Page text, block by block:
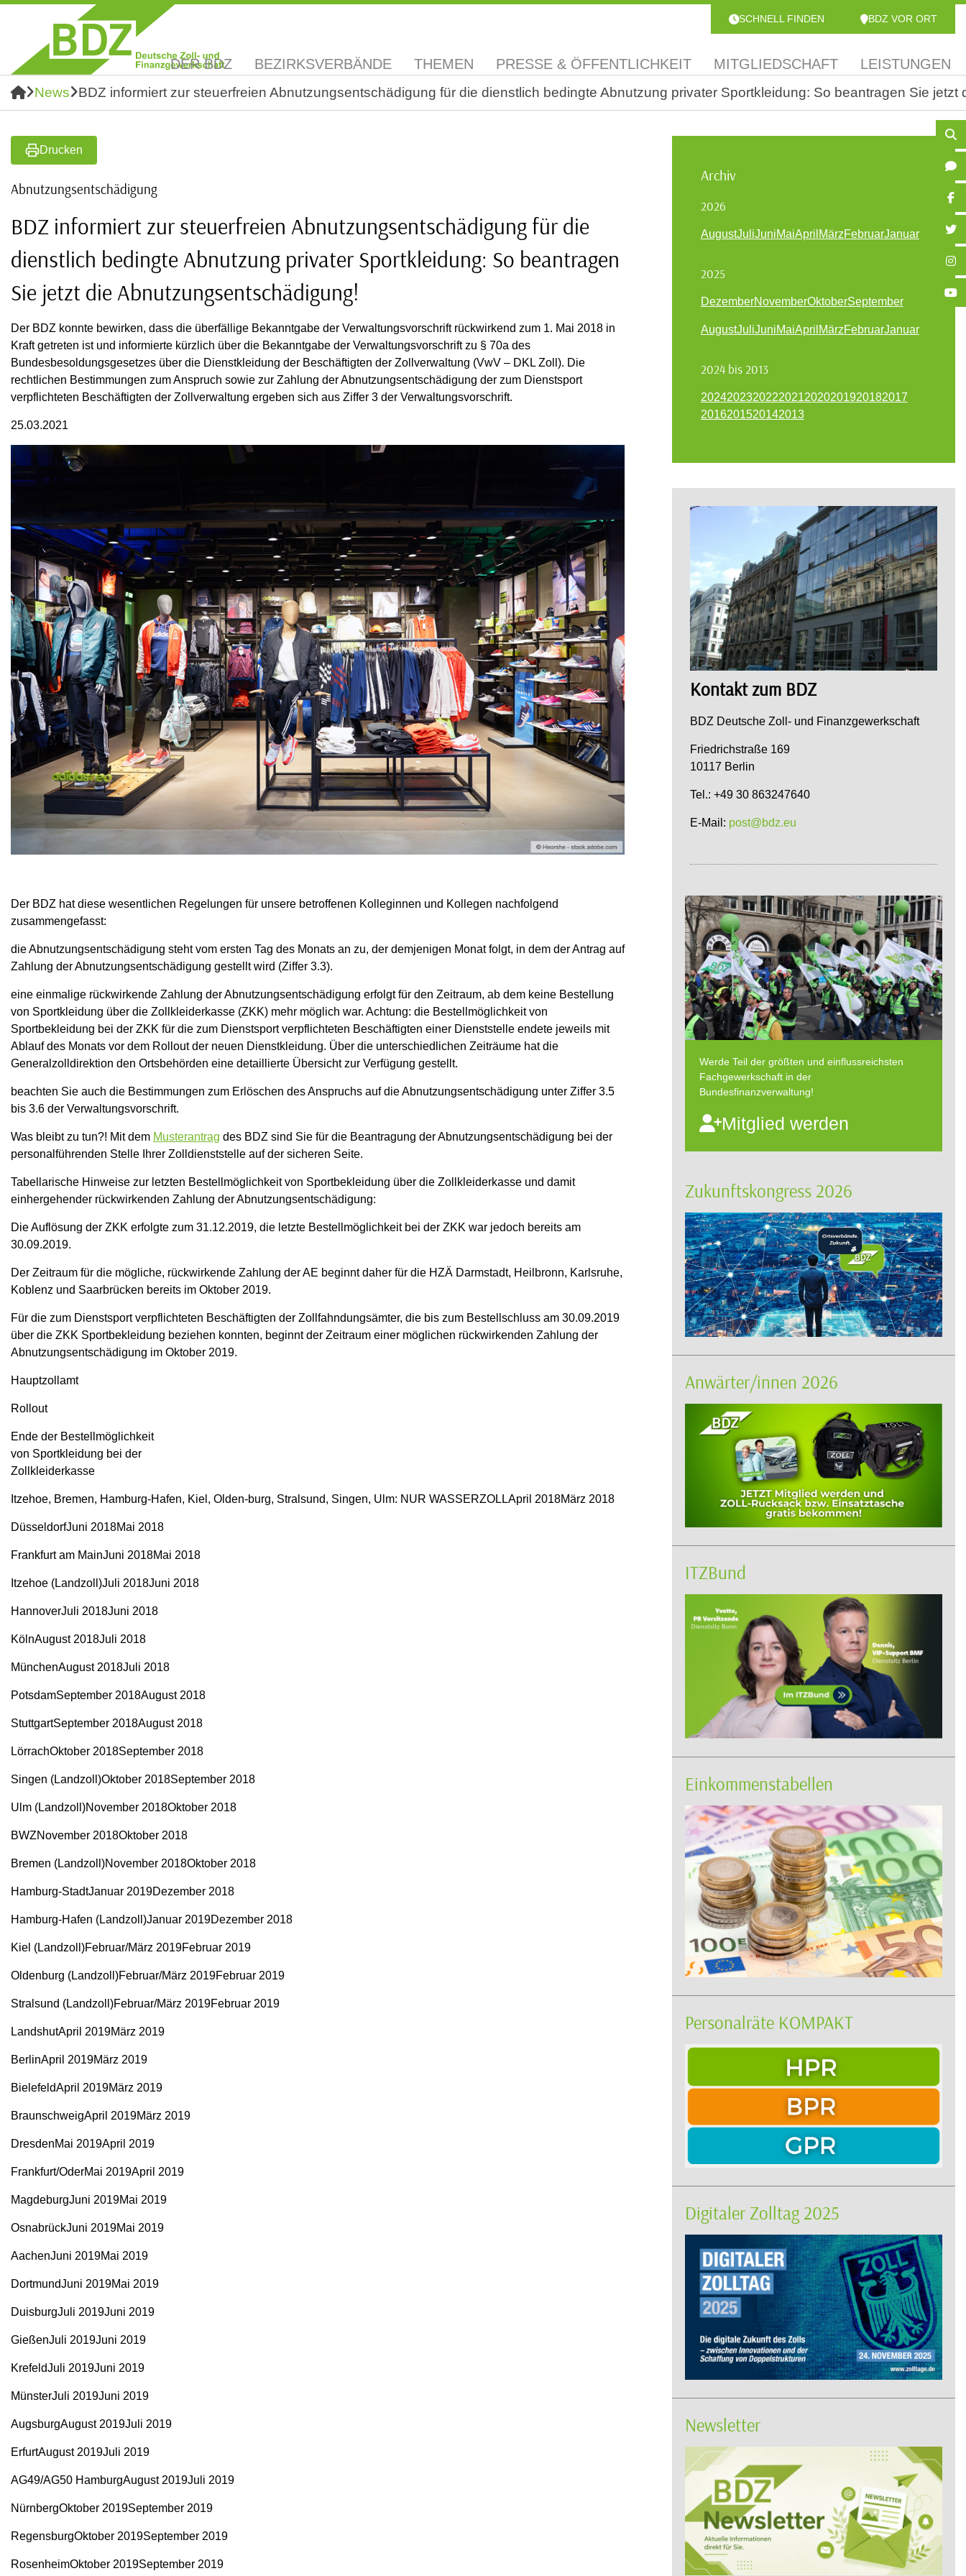
SCHNELL FINDEN BDZ VOR ORT
DER BDZ BEZIRKSVERBÄNDE THEMEN PRESSE & ÖFFENTLICHKEIT MITGLIEDSCHAFT LEISTUNGEN
News BDZ informiert zur steuerfreien Abnutzungsentschädigung für die dienstlich bedingte Abnutzung privater Sportkleidung: So beantragen Sie
Drucken
Abnutzungsentschädigung
BDZ informiert zur steuerfreien Abnutzungsentschädigung für die
dienstlich bedingte Abnutzung privater Sportkleidung: So beantragen
Sie jetzt die Abnutzungsentschädigung!
Der BDZ konnte bewirken, dass die überfällige Bekanntgabe der Verwaltungsvorschrift rückwirkend zum 1. Mai 2018 in
Kraft getreten ist und informierte kürzlich über die Bekanntgabe der Verwaltungsvorschrift zu § 70a des
Bundesbesoldungsgesetzes über die Dienstkleidung der Beschäftigten der Zollverwaltung (VwV – DKL Zoll). Die
rechtlichen Bestimmungen zum Anspruch sowie zur Zahlung der Abnutzungsentschädigung der zum Dienstsport
verpflichteten Beschäftigten der Zollverwaltung ergeben sich aus Ziffer 3 der Verwaltungsvorschrift.
25.03.2021
Der BDZ hat diese wesentlichen Regelungen für unsere betroffenen Kolleginnen und Kollegen nachfolgend
zusammengefasst:
die Abnutzungsentschädigung steht vom ersten Tag des Monats an zu, der demjenigen Monat folgt, in dem der Antrag auf
Zahlung der Abnutzungsentschädigung gestellt wird (Ziffer 3.3).
eine einmalige rückwirkende Zahlung der Abnutzungsentschädigung erfolgt für den Zeitraum, ab dem keine Bestellung
von Sportkleidung über die Zollkleiderkasse (ZKK) mehr möglich war. Achtung: die Bestellmöglichkeit von
Sportbekleidung bei der ZKK für die zum Dienstsport verpflichteten Beschäftigten einer Dienststelle endete jeweils mit
Ablauf des Monats vor dem Rollout der neuen Dienstkleidung. Über die unterschiedlichen Zeiträume hat die
Generalzolldirektion den Ortsbehörden eine detaillierte Übersicht zur Verfügung gestellt.
beachten Sie auch die Bestimmungen zum Erlöschen des Anspruchs auf die Abnutzungsentschädigung unter Ziffer 3.5
bis 3.6 der Verwaltungsvorschrift.
Was bleibt zu tun?! Mit dem Musterantrag des BDZ sind Sie für die Beantragung der Abnutzungsentschädigung bei der
personalführenden Stelle Ihrer Zolldienststelle auf der sicheren Seite.
Tabellarische Hinweise zur letzten Bestellmöglichkeit von Sportbekleidung über die Zollkleiderkasse und damit
einhergehender rückwirkenden Zahlung der Abnutzungsentschädigung:
Die Auflösung der ZKK erfolgte zum 31.12.2019, die letzte Bestellmöglichkeit bei der ZKK war jedoch bereits am
30.09.2019.
Der Zeitraum für die mögliche, rückwirkende Zahlung der AE beginnt daher für die HZÄ Darmstadt, Heilbronn, Karlsruhe,
Koblenz und Saarbrücken bereits im Oktober 2019.
Für die zum Dienstsport verpflichteten Beschäftigten der Zollfahndungsämter, die bis zum Bestellschluss am 30.09.2019
über die ZKK Sportbekleidung beziehen konnten, beginnt der Zeitraum einer möglichen rückwirkenden Zahlung der
Abnutzungsentschädigung im Oktober 2019.
Hauptzollamt
Rollout
Ende der Bestellmöglichkeit
von Sportkleidung bei der
Zollkleiderkasse
Itzehoe, Bremen, Hamburg-Hafen, Kiel, Olden-burg, Stralsund, Singen, Ulm: NUR WASSERZOLLApril 2018März 2018
DüsseldorfJuni 2018Mai 2018
Frankfurt am MainJuni 2018Mai 2018
Itzehoe (Landzoll)Juli 2018Juni 2018
HannoverJuli 2018Juni 2018
KölnAugust 2018Juli 2018
MünchenAugust 2018Juli 2018
PotsdamSeptember 2018August 2018
StuttgartSeptember 2018August 2018
LörrachOktober 2018September 2018
Singen (Landzoll)Oktober 2018September 2018
Ulm (Landzoll)November 2018Oktober 2018
BWZNovember 2018Oktober 2018
Bremen (Landzoll)November 2018Oktober 2018
Hamburg-StadtJanuar 2019Dezember 2018
Hamburg-Hafen (Landzoll)Januar 2019Dezember 2018
Kiel (Landzoll)Februar/März 2019Februar 2019
Oldenburg (Landzoll)Februar/März 2019Februar 2019
Stralsund (Landzoll)Februar/März 2019Februar 2019
LandshutApril 2019März 2019
BerlinApril 2019März 2019
BielefeldApril 2019März 2019
BraunschweigApril 2019März 2019
DresdenMai 2019April 2019
Frankfurt/OderMai 2019April 2019
MagdeburgJuni 2019Mai 2019
OsnabrückJuni 2019Mai 2019
AachenJuni 2019Mai 2019
DortmundJuni 2019Mai 2019
DuisburgJuli 2019Juni 2019
GießenJuli 2019Juni 2019
KrefeldJuli 2019Juni 2019
MünsterJuli 2019Juni 2019
AugsburgAugust 2019Juli 2019
ErfurtAugust 2019Juli 2019
AG49/AG50 HamburgAugust 2019Juli 2019
NürnbergOktober 2019September 2019
RegensburgOktober 2019September 2019
RosenheimOktober 2019September 2019
Archiv
2026
AugustJuliJuniMaiApril MärzFebruarJanuar
2025
DezemberNovemberOktoberSeptember
AugustJuliJuniMaiApril MärzFebruarJanuar
2024 bis 2013
20242023202220212020201920182017
2016201520142013
Kontakt zum BDZ
BDZ Deutsche Zoll- und Finanzgewerkschaft
Friedrichstraße 169
10117 Berlin
Tel.: +49 30 863247640
E-Mail: post@bdz.eu
Werde Teil der größten und einflussreichsten
Fachgewerkschaft in der
Bundesfinanzverwaltung!
Mitglied werden
Zukunftskongress 2026
Anwärter/innen 2026
ITZBund
Einkommenstabellen
Personalräte KOMPAKT
Digitaler Zolltag 2025
Newsletter